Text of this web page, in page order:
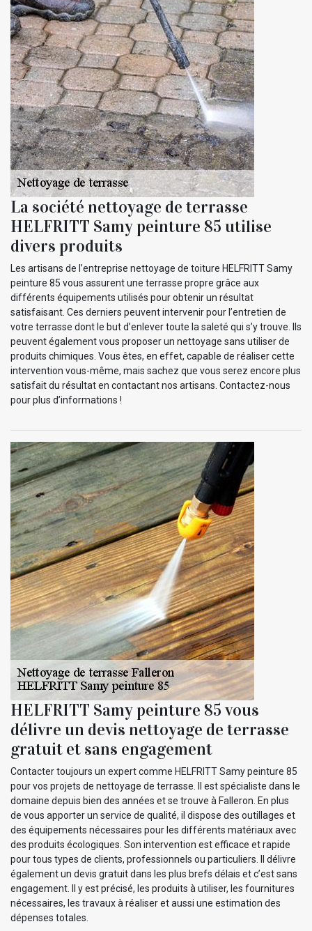
La société nettoyage de terrasse
HELFRITT Samy peinture 85 utilise
divers produits
Les artisans de l’entreprise nettoyage de toiture HELFRITT Samy
peinture 85 vous assurent une terrasse propre grâce aux
différents équipements utilisés pour obtenir un résultat
satisfaisant. Ces derniers peuvent intervenir pour l’entretien de
votre terrasse dont le but d’enlever toute la saleté qui s’y trouve. Ils
peuvent également vous proposer un nettoyage sans utiliser de
produits chimiques. Vous êtes, en effet, capable de réaliser cette
intervention vous-même, mais sachez que vous serez encore plus
satisfait du résultat en contactant nos artisans. Contactez-nous
pour plus d’informations !
HELFRITT Samy peinture 85 vous
délivre un devis nettoyage de terrasse
gratuit et sans engagement
Contacter toujours un expert comme HELFRITT Samy peinture 85
pour vos projets de nettoyage de terrasse. Il est spécialiste dans le
domaine depuis bien des années et se trouve à Falleron. En plus
de vous apporter un service de qualité, il dispose des outillages et
des équipements nécessaires pour les différents matériaux avec
des produits écologiques. Son intervention est efficace et rapide
pour tous types de clients, professionnels ou particuliers. Il délivre
également un devis gratuit dans les plus brefs délais et c’est sans
engagement. Il y est précisé, les produits à utiliser, les fournitures
nécessaires, les travaux à réaliser et aussi une estimation des
dépenses totales.